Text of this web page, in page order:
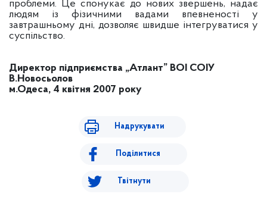
проблеми. Це спонукає до нових звершень, надає
людям із фізичними вадами впевненості у
завтрашньому дні, дозволяє швидше інтегруватися у
суспільство.
Директор підприємства „Атлант” ВОІ СОІУ
В.Новосьолов
м.Одеса, 4 квітня 2007 року
Надрукувати
Поділитися
Твітнути